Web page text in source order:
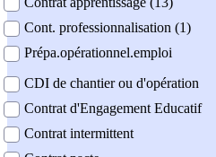
Cont. professionnalisation (1)
Prépa.opérationnel.emploi
CDI de chantier ou d'opération
Contrat d'Engagement Educatif
Contrat intermittent